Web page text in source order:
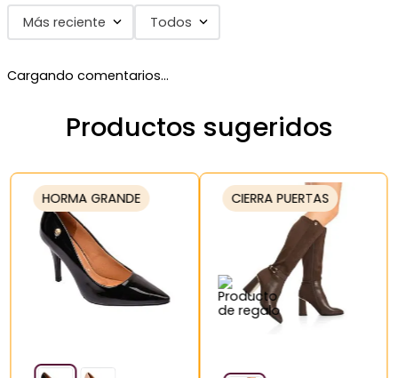
Más reciente Todos
Cargando comentarios…
Productos sugeridos
HORMA GRANDE CIERRA PUERTAS